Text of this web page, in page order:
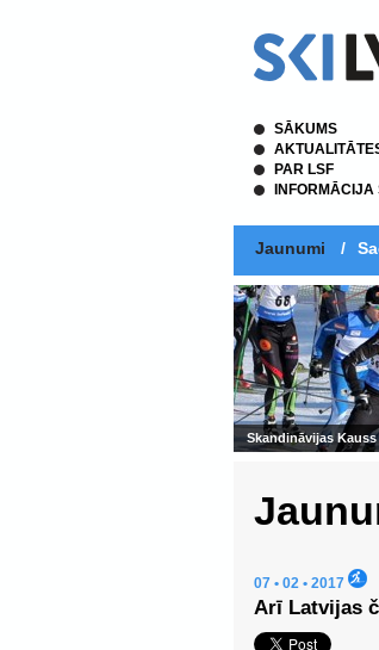
SĀKUMS
PAR LSF
INFORMĀCIJA
Jaunumi /
Skandināvijas Kauss
07 • 02 • 2017
Arī Latvijas